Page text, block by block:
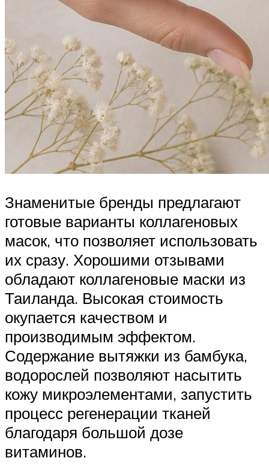
Знаменитые бренды предлагают
готовые варианты коллагеновых
масок, что позволяет использовать
их сразу. Хорошими отзывами
обладают коллагеновые маски из
Таиланда. Высокая стоимость
окупается качеством и
производимым эффектом.
Содержание вытяжки из бамбука,
водорослей позволяют насытить
кожу микроэлементами, запустить
процесс регенерации тканей
благодаря большой дозе
витаминов.